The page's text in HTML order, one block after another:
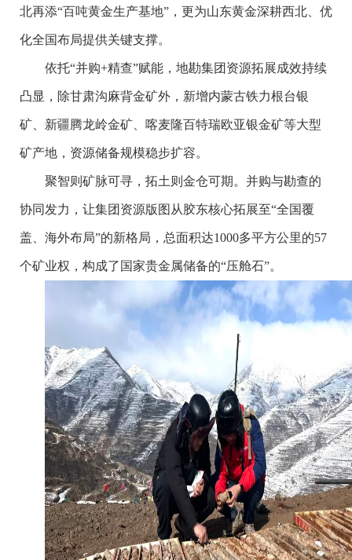
北再添“百吨黄金生产基地”，更为山东黄金深耕西北、优
化全国布局提供关键支撑。
依托“并购+精查”赋能，地勘集团资源拓展成效持续
凸显，除甘肃沟麻背金矿外，新增内蒙古铁力根台银
矿、新疆腾龙岭金矿、喀麦隆百特瑞欧亚银金矿等大型
矿产地，资源储备规模稳步扩容。
聚智则矿脉可寻，拓土则金仓可期。并购与勘查的
协同发力，让集团资源版图从胶东核心拓展至“全国覆
盖、海外布局”的新格局，总面积达1000多平方公里的57
个矿业权，构成了国家贵金属储备的“压舱石”。